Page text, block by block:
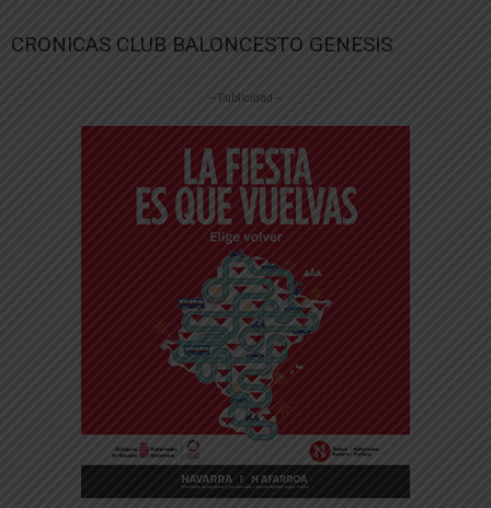
CRONICAS CLUB BALONCESTO GENESIS
-- Publicidad --